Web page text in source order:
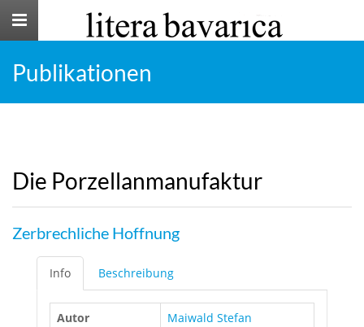
Toggle
Publikationen
Die Porzellanmanufaktur
Zerbrechliche Hoffnung
Info Beschreibung
Autor
Maiwald Stefan